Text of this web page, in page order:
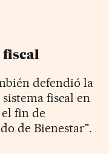
fiscal
defendió la
fiscal en
fin de
de Bienestar".